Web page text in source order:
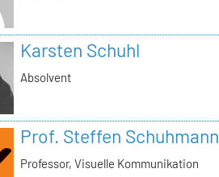
Karsten Schuhl
Absolvent
Prof. Steffen Schuhmann
Professor, Visuelle Kommunikation